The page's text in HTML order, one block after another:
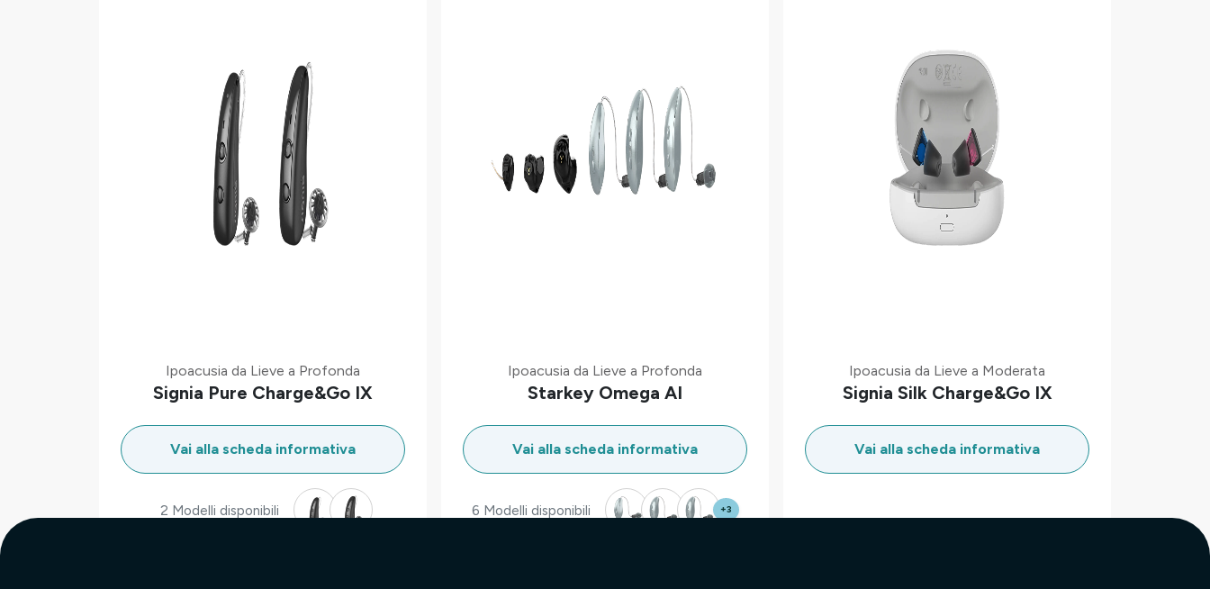
Ipoacusia da Lieve a Profonda
Signia Pure Charge&Go IX
Vai alla scheda informativa
2 Modelli disponibili
Ipoacusia da Lieve a Profonda
Starkey Omega AI
Vai alla scheda informativa
6 Modelli disponibili +3
Ipoacusia da Lieve a Moderata
Signia Silk Charge&Go IX
Vai alla scheda informativa